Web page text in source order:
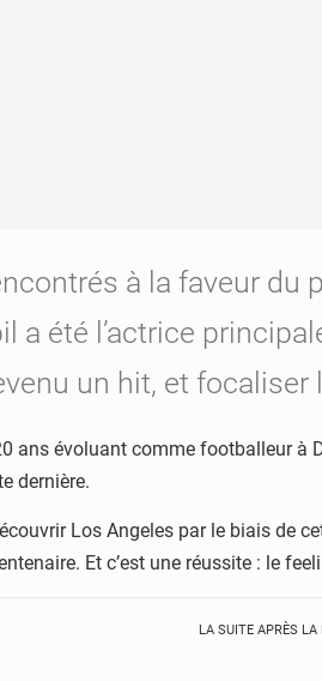
à la faveur du
été l’actrice
un hit, et
ans évoluant comme footballeur
dernière.
Los Angeles par le biais de
Et c’est une réussite : le
LA SUITE APRÈS LA